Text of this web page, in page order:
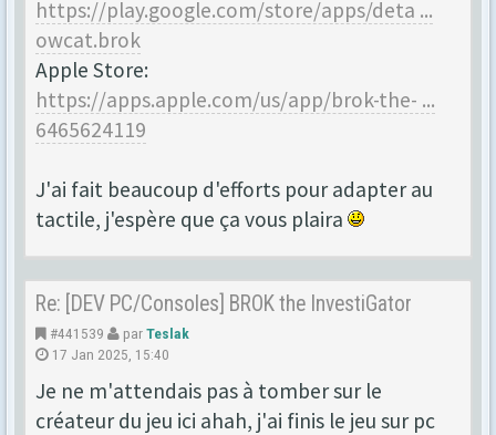
https://play.google.com/store/apps/deta ...
owcat.brok
Apple Store:
https://apps.apple.com/us/app/brok-the- ...
6465624119
J'ai fait beaucoup d'efforts pour adapter au
tactile, j'espère que ça vous plaira
Re: [DEV PC/Consoles] BROK the InvestiGator
#441539 parTeslak
17 Jan 2025, 15:40
Je ne m'attendais pas à tomber sur le
créateur du jeu ici ahah, j'ai finis le jeu sur pc